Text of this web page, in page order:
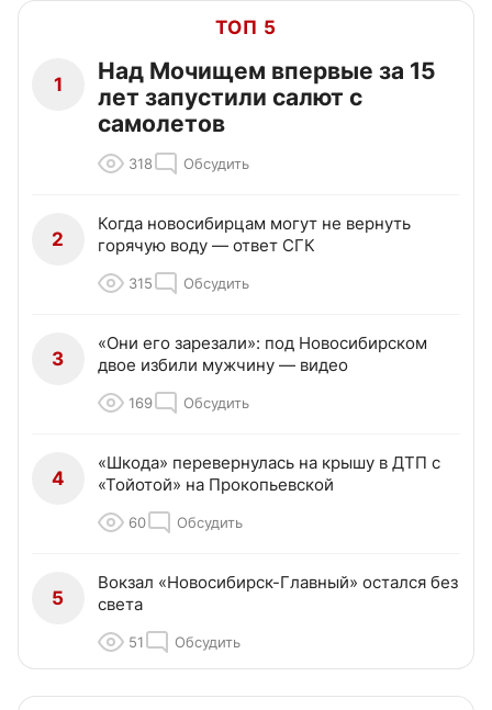
ТОП 5
1
Над Мочищем впервые за 15
лет запустили салют с
самолетов
318 Обсудить
2
Когда новосибирцам могут не вернуть
горячую воду — ответ СГК
315 Обсудить
3
«Они его зарезали»: под Новосибирском
двое избили мужчину — видео
169 Обсудить
4
«Шкода» перевернулась на крышу в ДТП с
«Тойотой» на Прокопьевской
60 Обсудить
5
Вокзал «Новосибирск-Главный» остался без
света
51 Обсудить